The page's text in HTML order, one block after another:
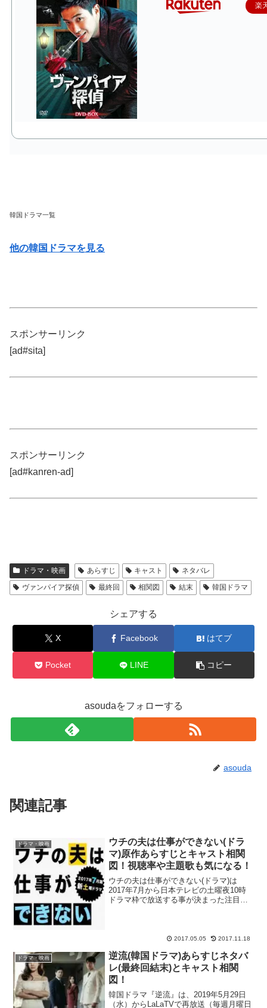
楽
韓国ドラマ一覧
他の韓国ドラマを見る
スポンサーリンク
[ad#sita]
スポンサーリンク
[ad#kanren-ad]
ドラマ・映画 あらすじ キャスト
ネタバレ
ヴァンパイア探偵
最終回 相関図 結末 韓国ドラマ
シェアする
X Facebook はてブ
Pocket LINE コピー
asoudaをフォローする
asouda
関連記事
ドラマ・映画
ウチの夫は仕事ができない(ドラ
マ)原作あらすじとキャスト相関
図！視聴率や主題歌も気になる！
ウチの夫は仕事ができない(ドラマ)は
2017年7月から日本テレビの土曜夜10時
ドラマ枠で放送する事が決まった注目の
ドラマ『ボク、運命...2017.05.05 2017.11.18
ドラマ・映画
逆流(韓国ドラマ)あらすじネタバ
レ(最終回結末)とキャスト相関
図！
韓国ドラマ『逆流』は、2019年5月29日
（水）からLaLaTVで再放送（毎週月曜日